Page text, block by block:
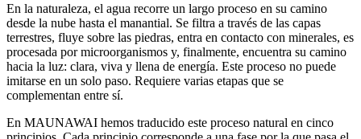
En la naturaleza, el agua recorre un largo proceso en su camino
desde la nube hasta el manantial. Se filtra a través de las capas
terrestres, fluye sobre las piedras, entra en contacto con minerales, es
procesada por microorganismos y, finalmente, encuentra su camino
hacia la luz: clara, viva y llena de energía. Este proceso no puede
imitarse en un solo paso. Requiere varias etapas que se
complementan entre sí.
En MAUNAWAI hemos traducido este proceso natural en cinco